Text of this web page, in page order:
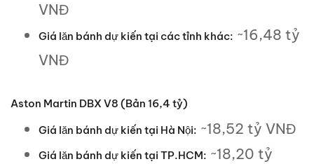
VNĐ
Giá lăn bánh dự kiến tại các tỉnh khác: ~16,48 tỷ
VNĐ
Aston Martin DBX V8 (Bản 16,4 tỷ)
Giá lăn bánh dự kiến tại Hà Nội: ~18,52 tỷ VNĐ
Giá lăn bánh dự kiến tại TP.HCM: ~18,20 tỷ